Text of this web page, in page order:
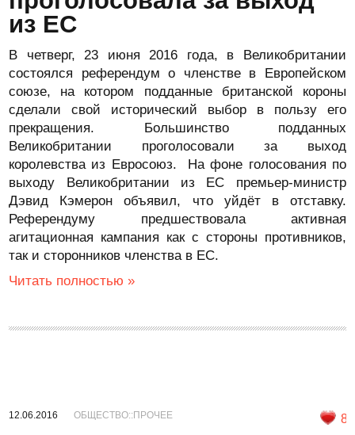
из ЕС
В четверг, 23 июня 2016 года, в Великобритании
состоялся референдум о членстве в Европейском
союзе, на котором подданные британской короны
сделали свой исторический выбор в пользу его
прекращения. Большинство подданных
Великобритании проголосовали за выход
королевства из Евросоюз. На фоне голосования по
выходу Великобритании из ЕС премьер-министр
Дэвид Кэмерон объявил, что уйдёт в отставку.
Референдуму предшествовала активная
агитационная кампания как с стороны противников,
так и сторонников членства в ЕС.
Читать полностью »
12.06.2016 ОБЩЕСТВО::ПРОЧЕЕ 8